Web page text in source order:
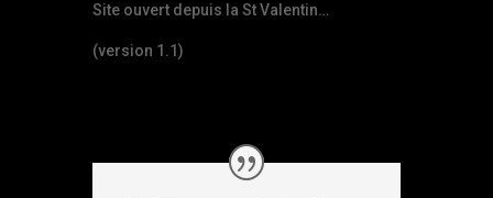
Site ouvert depuis la St Valentin…
(version 1.1)